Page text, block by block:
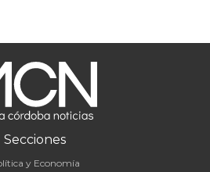
Secciones
y Economía